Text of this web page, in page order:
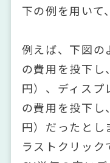
下の例を用いて
例えば、下図の
の費用を投下し
円）、ディスプ
の費用を投下し
円）だったとし
ラストクリック